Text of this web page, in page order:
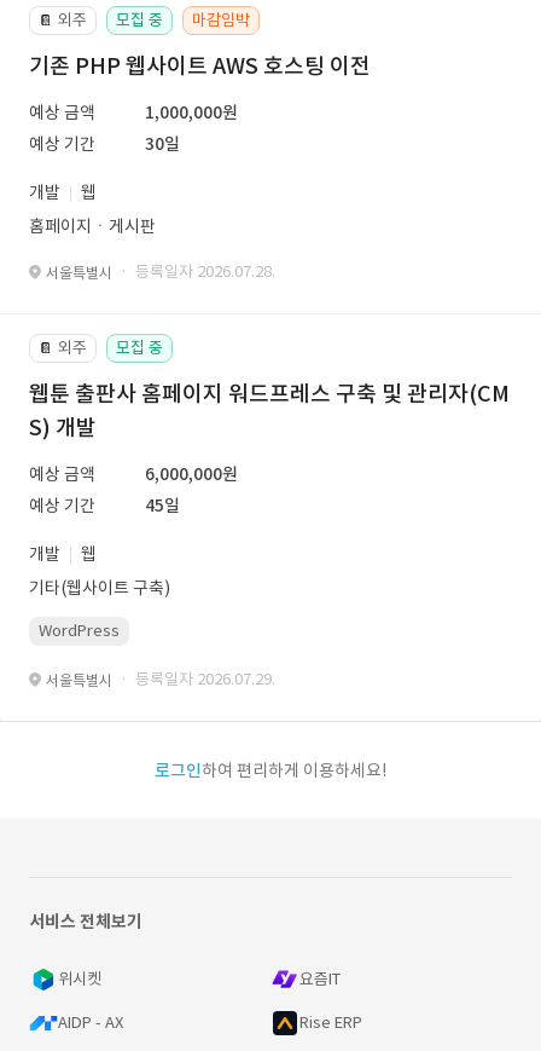
📔 외주 모집 중 마감임박
기존 PHP 웹사이트 AWS 호스팅 이전
예상 금액
1,000,000원
예상 기간
30일
개발
웹
홈페이지ㆍ게시판
서울특별시 · 등록일자 2026.07.28.
📔 외주 모집 중
웹툰 출판사 홈페이지 워드프레스 구축 및 관리자(CM
S) 개발
예상 금액
6,000,000원
예상 기간
45일
개발
웹
기타(웹사이트 구축)
WordPress
서울특별시 · 등록일자 2026.07.29.
로그인하여 편리하게 이용하세요!
서비스 전체보기
위시켓 요즘IT
AIDP - AX Rise ERP